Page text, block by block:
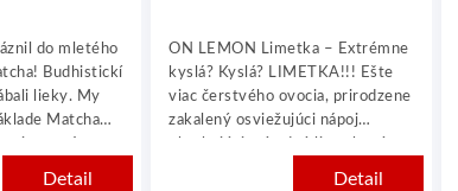
Detail
do mletého
Budhistickí
lieky. My
Matcha
Detail
ON LEMON Limetka – Extrémne
kyslá? Kyslá? LIMETKA!!! Ešte
viac čerstvého ovocia, prirodzene
zakalený osviežujúci nápoj